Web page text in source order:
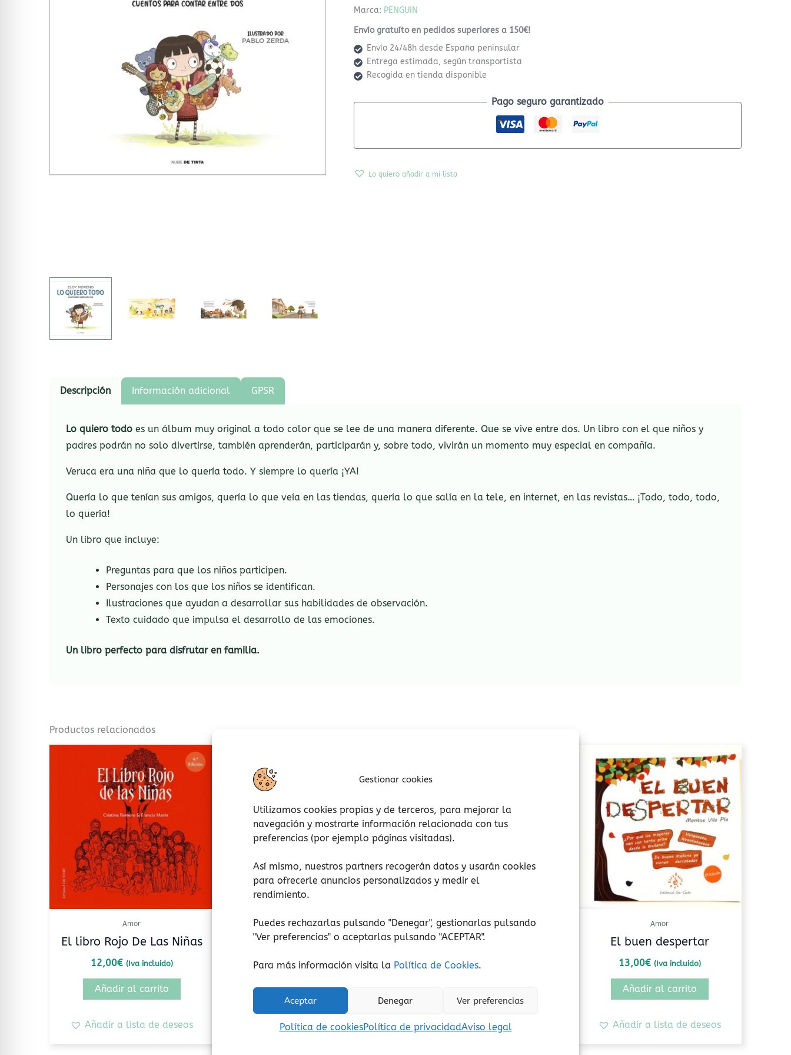
Gestionar cookies
Utilizamos cookies propias y de terceros, para mejorar la
navegación y mostrarte información relacionada con tus
preferencias (por ejemplo páginas visitadas).
Así mismo, nuestros partners recogerán datos y usarán cookies
para ofrecerle anuncios personalizados y medir el
rendimiento.
Puedes rechazarlas pulsando "Denegar", gestionarlas pulsando
"Ver preferencias" o aceptarlas pulsando "ACEPTAR".
Para más información visita la Política de Cookies.
Aceptar Denegar Ver preferencias
Política de cookiesPolítica de privacidadAviso legal
Marca: PENGUIN
Envío gratuíto en pedidos superiores a 150€!
Envío 24/48h desde España peninsular
Entrega estimada, según transportista
Recogida en tienda disponible
Pago seguro garantizado
Lo quiero añadir a mi lista
Descripción Información adicional GPSR
Lo quiero todo es un álbum muy original a todo color que se lee de una manera diferente. Que se vive entre dos. Un libro con el que niños y
padres podrán no solo divertirse, también aprenderán, participarán y, sobre todo, vivirán un momento muy especial en compañía.
Veruca era una niña que lo quería todo. Y siempre lo quería ¡YA!
Quería lo que tenían sus amigos, quería lo que veía en las tiendas, quería lo que salía en la tele, en internet, en las revistas… ¡Todo, todo, todo,
lo quería!
Un libro que incluye:
Preguntas para que los niños participen.
Personajes con los que los niños se identifican.
Ilustraciones que ayudan a desarrollar sus habilidades de observación.
Texto cuidado que impulsa el desarrollo de las emociones.
Un libro perfecto para disfrutar en familia.
Productos relacionados
Amor
El libro Rojo De Las Niñas
12,00€ (Iva incluido)
Añadir al carrito
Añadir a lista de deseos
Amor
El libro blanco de la muerte
12,00€ (Iva incluido)
Añadir al carrito
Añadir a lista de deseos
Amor
Ponte en mi lugar
14,90
Añadir a lista de deseos
Amor
El buen despertar
13,00€ (Iva incluido)
Añadir al carrito
Añadir a lista de deseos